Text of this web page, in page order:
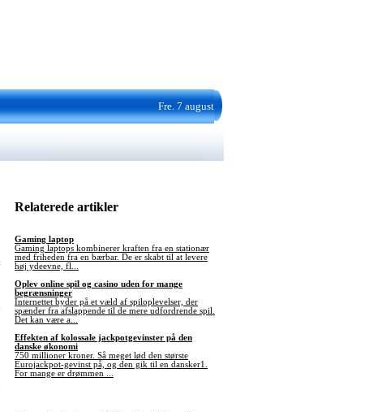
Fre. 7 august
Relaterede artikler
Gaming laptop
Gaming laptops kombinerer kraften fra en stationær
med friheden fra en bærbar. De er skabt til at levere
høj ydeevne, fl...
Oplev online spil og casino uden for mange
begrænsninger
Internettet byder på et væld af spiloplevelser, der
spænder fra afslappende til de mere udfordrende spil.
Det kan være a...
Effekten af kolossale jackpotgevinster på den
danske økonomi
750 millioner kroner. Så meget lød den største
Eurojackpot-gevinst på, og den gik til en dansker1.
For mange er drømmen ...